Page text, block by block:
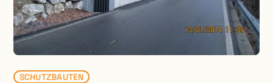
SCHUTZBAUTEN